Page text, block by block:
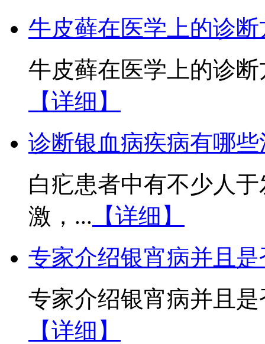
牛皮藓在医学上的诊断
牛皮藓在医学上的诊
【详细】
诊断银血病疾病有哪
白疕患者中有不少人
激，... 【详细】
专家介绍银宵病并且
专家介绍银宵病并且
【详细】